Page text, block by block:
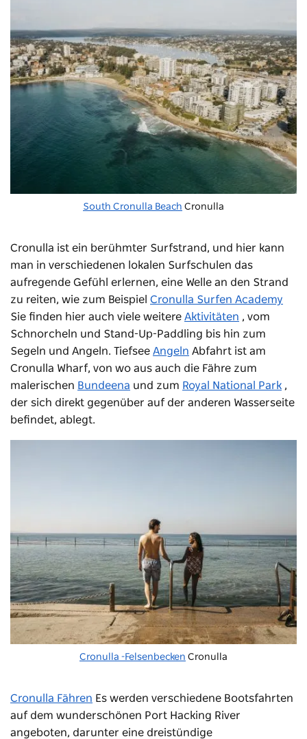
South Cronulla Beach Cronulla
Cronulla ist ein berühmter Surfstrand, und hier kann
man in verschiedenen lokalen Surfschulen das
aufregende Gefühl erlernen, eine Welle an den Strand
zu reiten, wie zum Beispiel Cronulla Surfen Academy
Sie finden hier auch viele weitere Aktivitäten , vom
Schnorcheln und Stand-Up-Paddling bis hin zum
Segeln und Angeln. Tiefsee Angeln Abfahrt ist am
Cronulla Wharf, von wo aus auch die Fähre zum
malerischen Bundeena und zum Royal National Park ,
der sich direkt gegenüber auf der anderen Wasserseite
befindet, ablegt.
Cronulla -Felsenbecken Cronulla
Cronulla Fähren Es werden verschiedene Bootsfahrten
auf dem wunderschönen Port Hacking River
angeboten, darunter eine dreistündige